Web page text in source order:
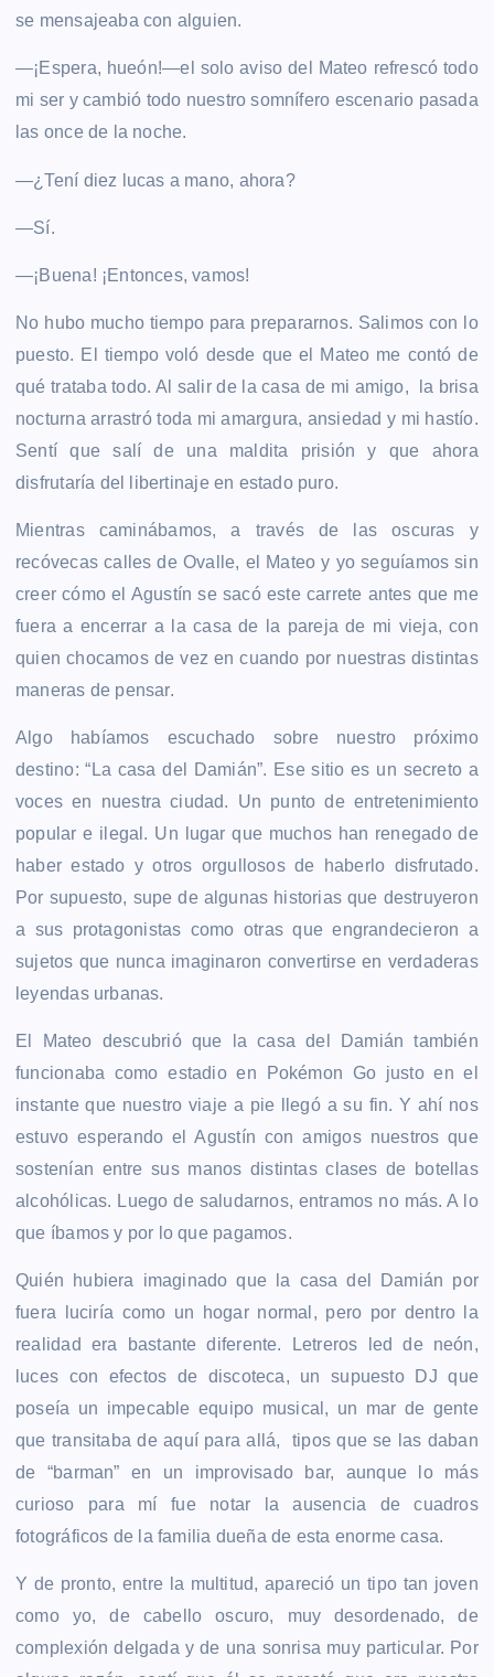
se mensajeaba con alguien.
—¡Espera, hueón!—el solo aviso del Mateo refrescó todo
mi ser y cambió todo nuestro somnífero escenario pasada
las once de la noche.
—¿Tení diez lucas a mano, ahora?
—Sí.
—¡Buena! ¡Entonces, vamos!
No hubo mucho tiempo para prepararnos. Salimos con lo
puesto. El tiempo voló desde que el Mateo me contó de
qué trataba todo. Al salir de la casa de mi amigo, la brisa
nocturna arrastró toda mi amargura, ansiedad y mi hastío.
Sentí que salí de una maldita prisión y que ahora
disfrutaría del libertinaje en estado puro.
Mientras caminábamos, a través de las oscuras y
recóvecas calles de Ovalle, el Mateo y yo seguíamos sin
creer cómo el Agustín se sacó este carrete antes que me
fuera a encerrar a la casa de la pareja de mi vieja, con
quien chocamos de vez en cuando por nuestras distintas
maneras de pensar.
Algo habíamos escuchado sobre nuestro próximo
destino: “La casa del Damián”. Ese sitio es un secreto a
voces en nuestra ciudad. Un punto de entretenimiento
popular e ilegal. Un lugar que muchos han renegado de
haber estado y otros orgullosos de haberlo disfrutado.
Por supuesto, supe de algunas historias que destruyeron
a sus protagonistas como otras que engrandecieron a
sujetos que nunca imaginaron convertirse en verdaderas
leyendas urbanas.
El Mateo descubrió que la casa del Damián también
funcionaba como estadio en Pokémon Go justo en el
instante que nuestro viaje a pie llegó a su fin. Y ahí nos
estuvo esperando el Agustín con amigos nuestros que
sostenían entre sus manos distintas clases de botellas
alcohólicas. Luego de saludarnos, entramos no más. A lo
que íbamos y por lo que pagamos.
Quién hubiera imaginado que la casa del Damián por
fuera luciría como un hogar normal, pero por dentro la
realidad era bastante diferente. Letreros led de neón,
luces con efectos de discoteca, un supuesto DJ que
poseía un impecable equipo musical, un mar de gente
que transitaba de aquí para allá, tipos que se las daban
de “barman” en un improvisado bar, aunque lo más
curioso para mí fue notar la ausencia de cuadros
fotográficos de la familia dueña de esta enorme casa.
Y de pronto, entre la multitud, apareció un tipo tan joven
como yo, de cabello oscuro, muy desordenado, de
complexión delgada y de una sonrisa muy particular. Por